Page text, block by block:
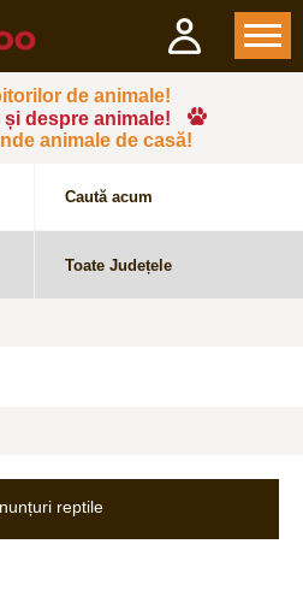
de animale!
despre animale!
animale de casă!
reptile